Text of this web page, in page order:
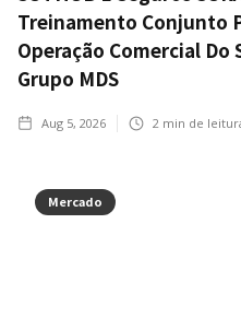
Treinamento Conjunto
Operação Comercial
Grupo MDS
Aug 5, 2026 2 min de
Mercado